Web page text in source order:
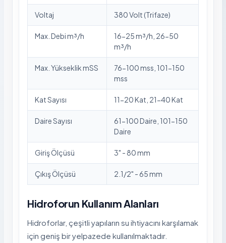
Voltaj 380 Volt (Trifaze)
Max. Debi m³/h
16-25 m³/h, 26-50
m³/h
Max. Yükseklik mSS
76-100 mss, 101-150
mss
Kat Sayısı 11-20 Kat, 21-40 Kat
Daire Sayısı
61-100 Daire, 101-150
Daire
Giriş Ölçüsü 3" - 80 mm
Çıkış Ölçüsü 2.1/2" - 65 mm
Hidroforun Kullanım Alanları
Hidroforlar, çeşitli yapıların su ihtiyacını karşılamak
için geniş bir yelpazede kullanılmaktadır.